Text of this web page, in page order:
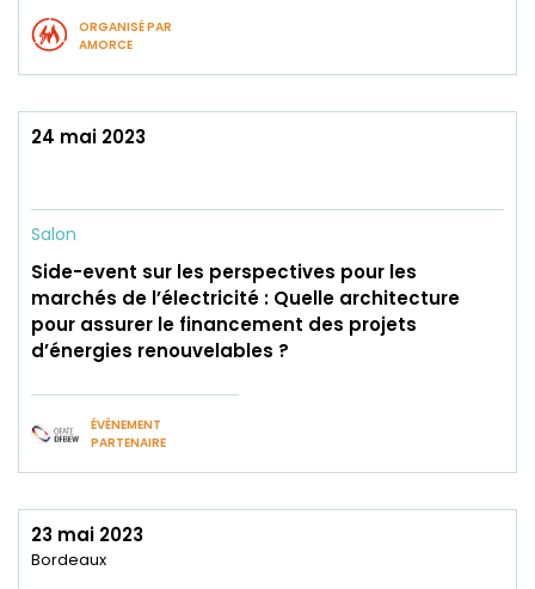
ORGANISÉ PAR
AMORCE
24 mai 2023
Salon
Side-event sur les perspectives pour les
marchés de l’électricité : Quelle architecture
pour assurer le financement des projets
d’énergies renouvelables ?
ÉVÉNEMENT
PARTENAIRE
23 mai 2023
Bordeaux